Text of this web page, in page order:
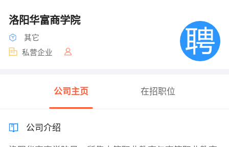
洛阳华富商学院
其它
私营企业
公司主页 在招职位
公司介绍